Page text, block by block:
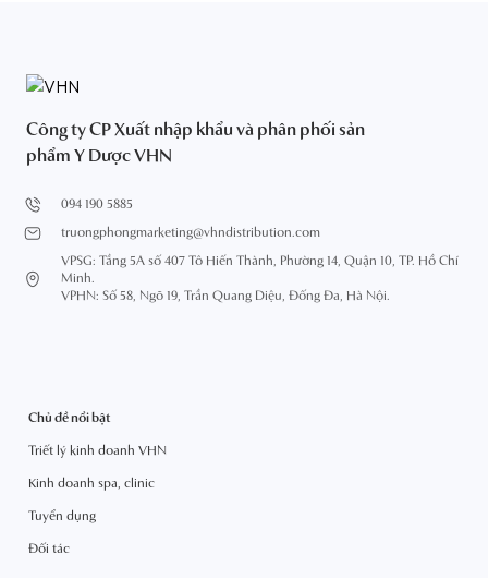
Công ty CP Xuất nhập khẩu và phân phối sản
phẩm Y Dược VHN
094 190 5885
truongphongmarketing@vhndistribution.com
VPSG: Tầng 5A số 407 Tô Hiến Thành, Phường 14, Quận 10, TP. Hồ Chí
Minh.
VPHN: Số 58, Ngõ 19, Trần Quang Diệu, Đống Đa, Hà Nội.
Chủ đề nổi bật
Triết lý kinh doanh VHN
Kinh doanh spa, clinic
Tuyển dụng
Đối tác